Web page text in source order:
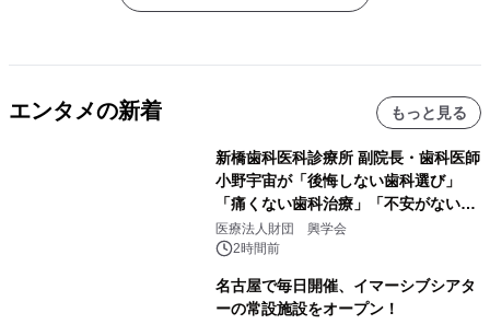
エンタメの新着 もっと見る
新橋歯科医科診療所 副院長・歯科医師
小野宇宙が「後悔しない歯科選び」
「痛くない歯科治療」「不安がない治
療計画」をテーマに専門監修
医療法人財団 興学会
2時間前
名古屋で毎日開催、イマーシブシアタ
ーの常設施設をオープン！